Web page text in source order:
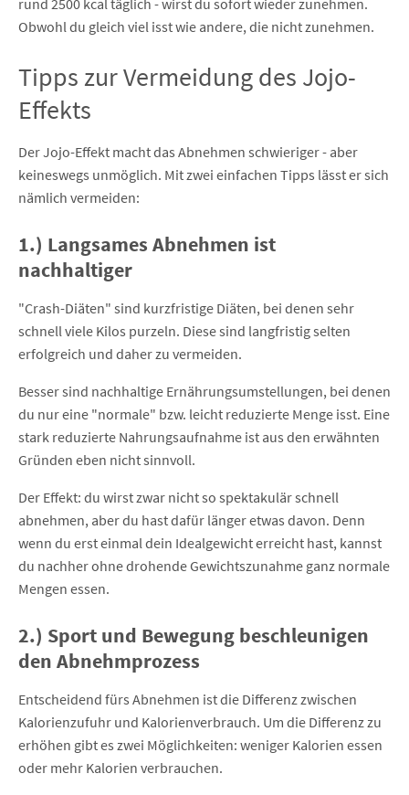
rund 2500 kcal täglich - wirst du sofort wieder zunehmen.
Obwohl du gleich viel isst wie andere, die nicht zunehmen.
Tipps zur Vermeidung des Jojo-
Effekts
Der Jojo-Effekt macht das Abnehmen schwieriger - aber
keineswegs unmöglich. Mit zwei einfachen Tipps lässt er sich
nämlich vermeiden:
1.) Langsames Abnehmen ist
nachhaltiger
"Crash-Diäten" sind kurzfristige Diäten, bei denen sehr
schnell viele Kilos purzeln. Diese sind langfristig selten
erfolgreich und daher zu vermeiden.
Besser sind nachhaltige Ernährungsumstellungen, bei denen
du nur eine "normale" bzw. leicht reduzierte Menge isst. Eine
stark reduzierte Nahrungsaufnahme ist aus den erwähnten
Gründen eben nicht sinnvoll.
Der Effekt: du wirst zwar nicht so spektakulär schnell
abnehmen, aber du hast dafür länger etwas davon. Denn
wenn du erst einmal dein Idealgewicht erreicht hast, kannst
du nachher ohne drohende Gewichtszunahme ganz normale
Mengen essen.
2.) Sport und Bewegung beschleunigen
den Abnehmprozess
Entscheidend fürs Abnehmen ist die Differenz zwischen
Kalorienzufuhr und Kalorienverbrauch. Um die Differenz zu
erhöhen gibt es zwei Möglichkeiten: weniger Kalorien essen
oder mehr Kalorien verbrauchen.